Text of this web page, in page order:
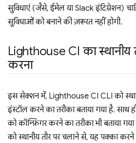
सुविधाएं (जैसे, ईमेल या Slack इंटिग्रेशन)
सुविधाओं को बनाने की ज़रूरत नहीं होगी.
Lighthouse CI का स्थानीय
करना
इस सेक्शन में, Lighthouse CI CLI को
इंस्टॉल करने का तरीका बताया गया है. साथ
को कॉन्फ़िगर करने का तरीका भी बताया
को स्थानीय तौर पर चलाने से, यह पक्का